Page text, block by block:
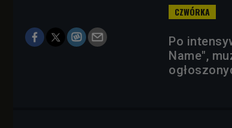
Po
Name",